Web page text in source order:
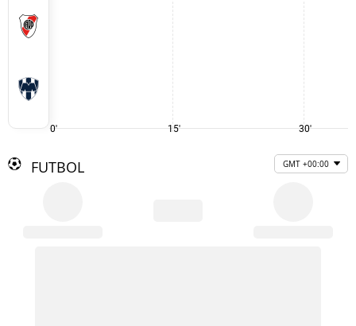
0' 15' 30'
FUTBOL GMT +00:00